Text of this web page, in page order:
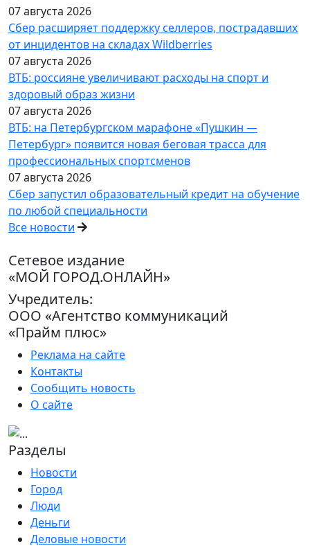
07 августа 2026
Сбер расширяет поддержку селлеров, пострадавших
от инцидентов на складах Wildberries
07 августа 2026
ВТБ: россияне увеличивают расходы на спорт и
здоровый образ жизни
07 августа 2026
ВТБ: на Петербургском марафоне «Пушкин —
Петербург» появится новая беговая трасса для
профессиональных спортсменов
07 августа 2026
Сбер запустил образовательный кредит на обучение
по любой специальности
Все новости
Сетевое издание
«МОЙ ГОРОД.ОНЛАЙН»
Учредитель:
ООО «Агентство коммуникаций
«Прайм плюс»
Реклама на сайте
Контакты
Сообщить новость
О сайте
Разделы
Новости
Город
Люди
Деньги
Деловые новости